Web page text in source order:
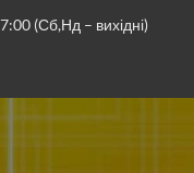
(Сб,Нд – вихідні)